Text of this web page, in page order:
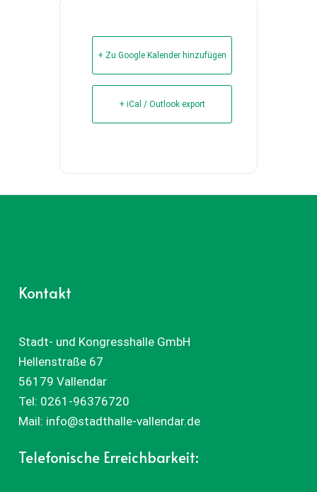
+ Zu Google Kalender hinzufügen
+ iCal / Outlook export
Kontakt
Stadt- und Kongresshalle GmbH
Hellenstraße 67
56179 Vallendar
Tel: 0261-96376720
Mail: info@stadthalle-vallendar.de
Telefonische Erreichbarkeit: